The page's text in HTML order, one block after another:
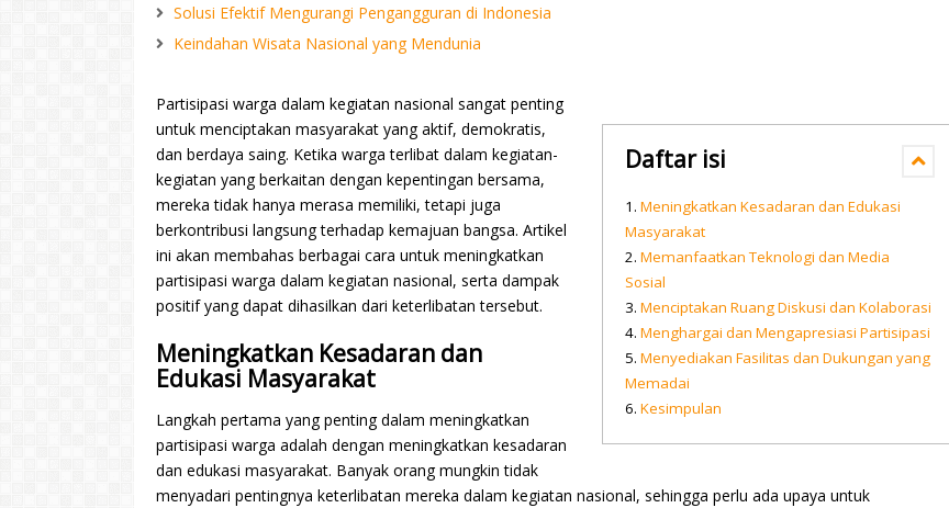
Solusi Efektif Mengurangi Pengangguran di Indonesia
Keindahan Wisata Nasional yang Mendunia
Daftar isi
Meningkatkan Kesadaran dan Edukasi
Masyarakat
Memanfaatkan Teknologi dan Media
Sosial
Menciptakan Ruang Diskusi dan Kolaborasi
Menghargai dan Mengapresiasi Partisipasi
Menyediakan Fasilitas dan Dukungan yang
Memadai
Kesimpulan
Partisipasi warga dalam kegiatan nasional sangat penting
untuk menciptakan masyarakat yang aktif, demokratis,
dan berdaya saing. Ketika warga terlibat dalam kegiatan-
kegiatan yang berkaitan dengan kepentingan bersama,
mereka tidak hanya merasa memiliki, tetapi juga
berkontribusi langsung terhadap kemajuan bangsa. Artikel
ini akan membahas berbagai cara untuk meningkatkan
partisipasi warga dalam kegiatan nasional, serta dampak
positif yang dapat dihasilkan dari keterlibatan tersebut.
Meningkatkan Kesadaran dan
Edukasi Masyarakat
Langkah pertama yang penting dalam meningkatkan
partisipasi warga adalah dengan meningkatkan kesadaran
dan edukasi masyarakat. Banyak orang mungkin tidak
menyadari pentingnya keterlibatan mereka dalam kegiatan nasional, sehingga perlu ada upaya untuk